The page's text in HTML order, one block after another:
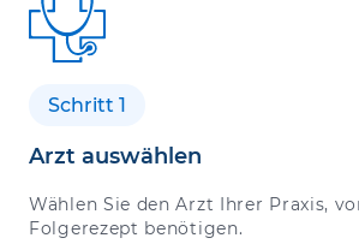
Schritt 1
Arzt auswählen
Wählen Sie den Arzt Ihrer Praxis,
Folgerezept benötigen.